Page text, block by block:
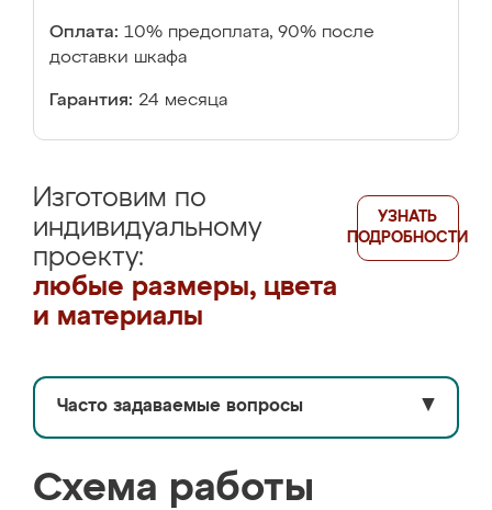
Оплата: 10% предоплата, 90% после
доставки шкафа
Гарантия: 24 месяца
Изготовим по
индивидуальному
проекту:
любые размеры, цвета
и материалы
УЗНАТЬ
ПОДРОБНОСТИ
Часто задаваемые вопросы ▼
Схема работы